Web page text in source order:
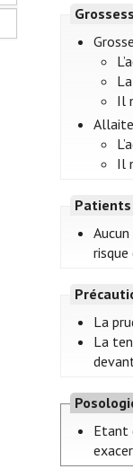
Il
Il
Patients
La
La
Etant